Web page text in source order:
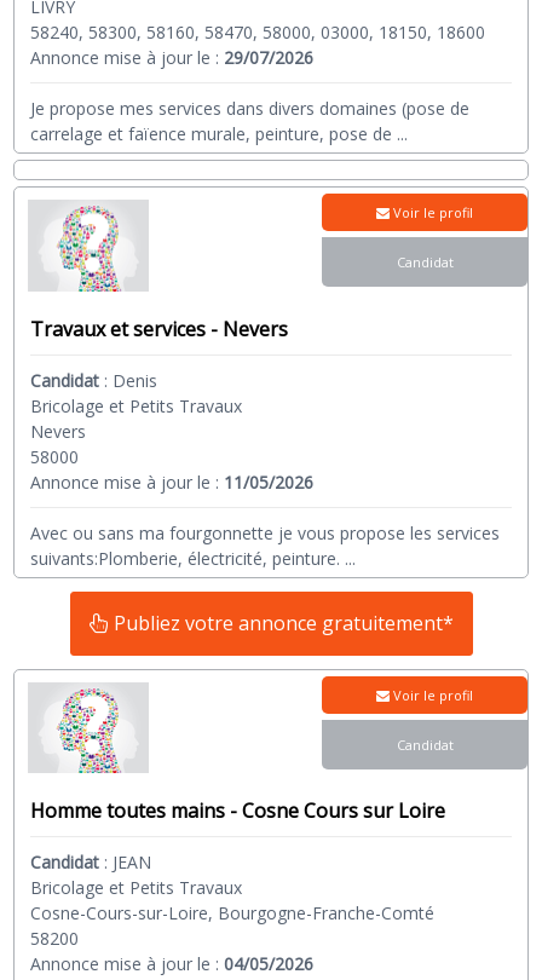
LIVRY
58240, 58300, 58160, 58470, 58000, 03000, 18150, 18600
Annonce mise à jour le : 29/07/2026
Je propose mes services dans divers domaines (pose de
carrelage et faïence murale, peinture, pose de ...
Travaux et services - Nevers
Candidat : Denis
Bricolage et Petits Travaux
Nevers
58000
Annonce mise à jour le : 11/05/2026
Avec ou sans ma fourgonnette je vous propose les services
suivants:Plomberie, électricité, peinture. ...
Voir le profil
Candidat
Publiez votre annonce gratuitement*
Homme toutes mains - Cosne Cours sur Loire
Candidat : JEAN
Bricolage et Petits Travaux
Cosne-Cours-sur-Loire, Bourgogne-Franche-Comté
58200
Annonce mise à jour le :04/05/2026
Voir le profil
Candidat